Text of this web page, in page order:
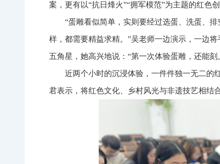
案，更有以“抗日烽火”“拥军模范”为主题的红色
“蛋雕看似简单，实则要经过选蛋、洗蛋、
样，都需要精益求精。”吴老师一边演示，一边
五角星，她高兴地说：“第一次体验蛋雕，还能
近两个小时的沉浸体验，一件件独一无二的
君表示，将红色文化、乡村风光与非遗技艺相结